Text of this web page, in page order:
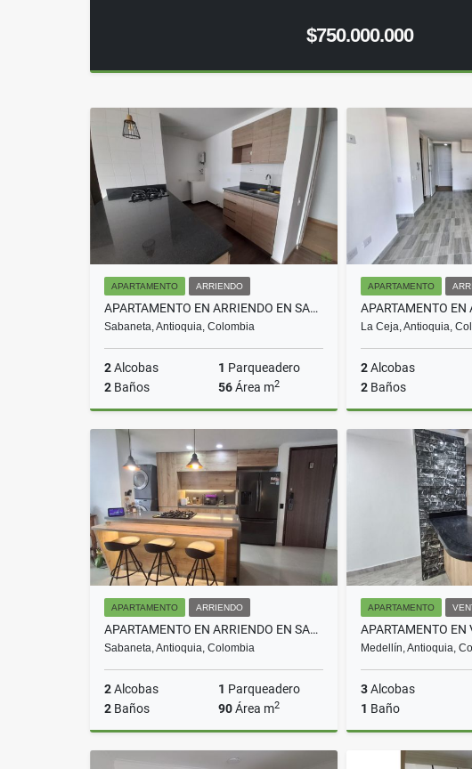
$750.000.000
APARTAMENTO ARRIENDO
APARTAMENTO EN ARRIENDO EN SABANETA COD 10686
Sabaneta, Antioquia, Colombia
2Alcobas 1 Parqueadero
2 Baños 56Área m2
$3.000.000
APARTAMENTO
La Ceja, Antioquia,
2Alcobas
2 Baños
APARTAMENTO ARRIENDO
APARTAMENTO EN ARRIENDO EN SABANETA COD 10650
Sabaneta, Antioquia, Colombia
2Alcobas 1 Parqueadero
2 Baños 90Área m2
Arriendo
APARTAMENTO
Medellín, Antioquia,
3Alcobas
1 Baño